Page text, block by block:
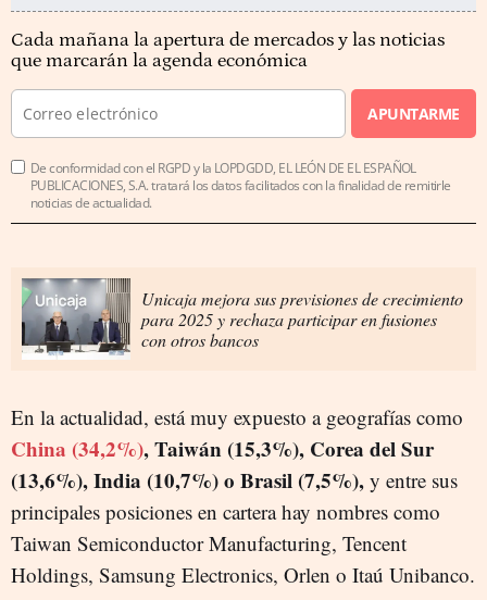
Cada mañana la apertura de mercados y las noticias
que marcarán la agenda económica
APUNTARME
De conformidad con el RGPD y la LOPDGDD, EL LEÓN DE EL ESPAÑOL
PUBLICACIONES, S.A. tratará los datos facilitados con la finalidad de remitirle
noticias de actualidad.
Unicaja mejora sus previsiones de crecimiento
para 2025 y rechaza participar en fusiones
con otros bancos
En la actualidad, está muy expuesto a geografías como
China (34,2%), Taiwán (15,3%), Corea del Sur
(13,6%), India (10,7%) o Brasil (7,5%), y entre sus
principales posiciones en cartera hay nombres como
Taiwan Semiconductor Manufacturing, Tencent
Holdings, Samsung Electronics, Orlen o Itaú Unibanco.